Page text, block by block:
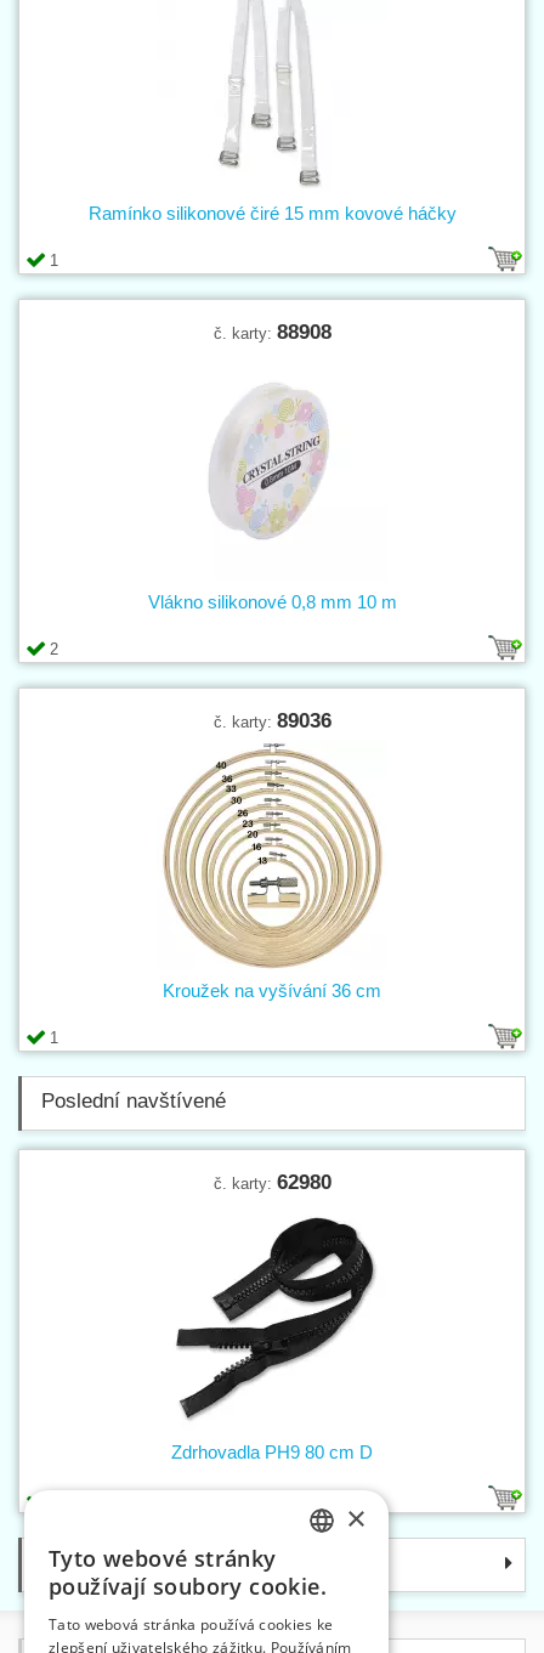
1
Ramínko silikonové čiré 15 mm kovové háčky
č. karty: 88908
2
Vlákno silikonové 0,8 mm 10 m
č. karty: 89036
1
Kroužek na vyšívání 36 cm
Poslední navštívené
č. karty: 62980
Zdrhovadla PH9 80 cm D
Kategorie
ENGLISH
×
Tyto webové stránky
používají soubory cookie.
Tato webová stránka používá cookies ke
zlepšení uživatelského zážitku. Používáním